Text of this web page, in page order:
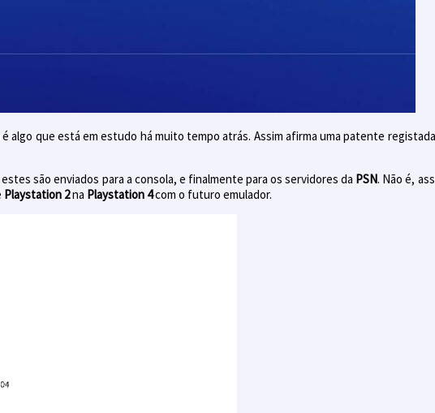
algo que está em estudo há muito tempo atrás. Assim afirma uma patente
são enviados para a consola, e finalmente para os servidores da PSN. Não é,
Playstation 2na Playstation 4com o futuro emulador.